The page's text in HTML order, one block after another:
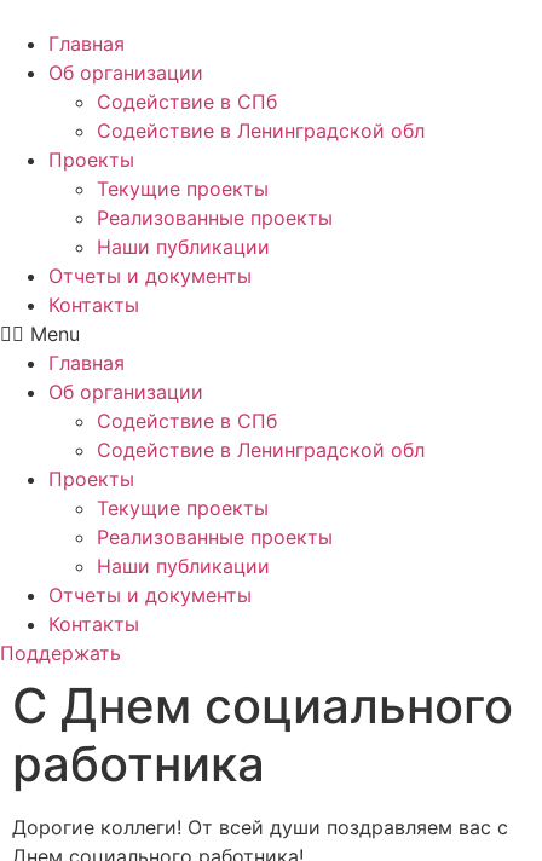
Главная
Об организации
Содействие в СПб
Содействие в Ленинградской обл
Проекты
Текущие проекты
Реализованные проекты
Наши публикации
Отчеты и документы
Контакты
Menu
Главная
Об организации
Содействие в СПб
Содействие в Ленинградской обл
Проекты
Текущие проекты
Реализованные проекты
Наши публикации
Отчеты и документы
Контакты
Поддержать
С Днем социального
работника
Дорогие коллеги! От всей души поздравляем вас с
Днем социального работника!